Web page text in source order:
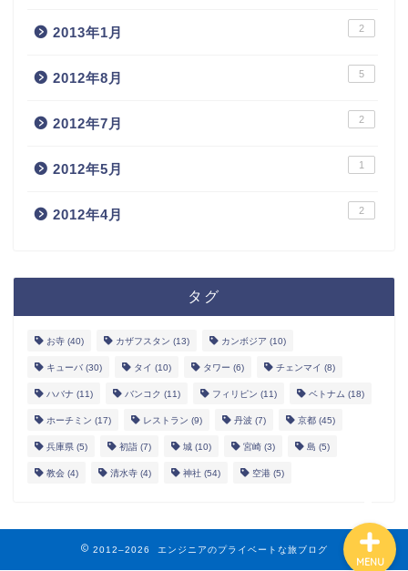
2013年1月 2
2012年8月 5
2012年7月 2
2012年5月 1
2012年4月 2
タグ
お寺 (40) カザフスタン (13) カンボジア (10)
キューバ (30) タイ (10) タワー (6) チェンマイ (8)
ハバナ (11) バンコク (11) フィリピン (11) ベトナム (18)
ホーチミン (17) レストラン (9) 丹波 (7) 京都 (45)
兵庫県 (5) 初詣 (7) 城 (10) 宮崎 (3) 島 (5)
教会 (4) 清水寺 (4) 神社 (54) 空港 (5)
2012–2026 エンジニアのプライベートな旅ブログ
MENU